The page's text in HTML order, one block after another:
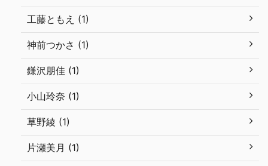
工藤ともえ (1)
神前つかさ (1)
鎌沢朋佳 (1)
小山玲奈 (1)
草野綾 (1)
片瀬美月 (1)